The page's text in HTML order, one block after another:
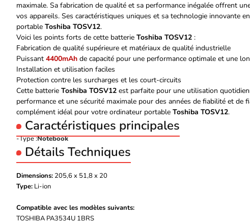
maximale. Sa fabrication de qualité et sa performance inégalée offrent
vos appareils. Ses caractéristiques uniques et sa technologie innovante
portable Toshiba TOSV12.
Voici les points forts de cette batterie Toshiba TOSV12 :
Fabrication de qualité supérieure et matériaux de qualité industrielle
Puissant 4400mAh de capacité pour une performance optimale et une
Installation et utilisation faciles
Protection contre les surcharges et les court-circuits
Cette batterie Toshiba TOSV12 est parfaite pour une utilisation
performance et une sécurité maximale pour des années de fiabilité et de
complément idéal pour votre ordinateur portable Toshiba TOSV12.
Caractéristiques principales
Type :Notebook
Détails Techniques
Dimensions: 205,6 x 51,8 x 20
Type: Li-ion
Compatible avec les modèles suivants:
TOSHIBA PA3534U 1BRS